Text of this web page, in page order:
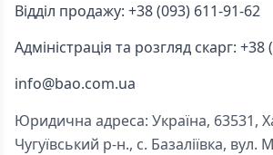
Відділ продажу: +38 (093) 611-91-62
Адміністрація та розгляд скарг:
info@bao.com.ua
Юридична адреса: Україна, 63531,
Чугуївський р-н., с. Базаліївка, вул.